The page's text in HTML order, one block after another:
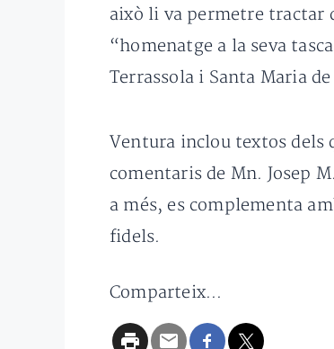
això li va permetre tractar
“homenatge a la seva
Terrassola i Santa Maria
Ventura inclou textos dels
comentaris de Mn. Josep
a més, es complementa
fidels.
Comparteix...